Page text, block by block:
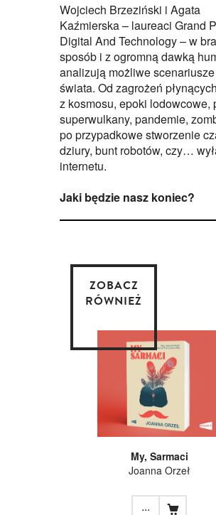
Wojciech Brzeziński i Agata
Kaźmierska – laureaci Grand
Digital And Technology – w
sposób i z ogromną dawką
analizują możliwe
świata. Od zagrożeń
z kosmosu, epoki lodowcowe,
superwulkany, pandemie,
po przypadkowe stworzenie
dziury, bunt robotów, czy…
internetu.
Jaki będzie nasz koniec?
ZOBACZ
RÓWNIEŻ
My, Sarmaci
Joanna Orzeł
...